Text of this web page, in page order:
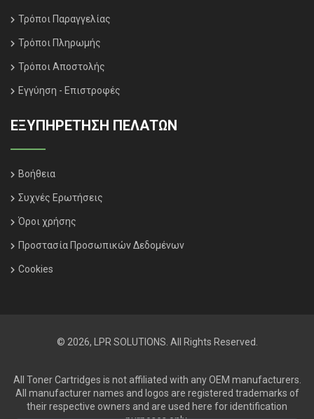
Τρόποι Παραγγελίας
Τρόποι Πληρωμής
Τρόποι Αποστολής
Εγγύηση - Επιστροφές
ΕΞΥΠΗΡΈΤΗΣΗ ΠΕΛΑΤΏΝ
Βοήθεια
Συχνές Ερωτήσεις
Όροι χρήσης
Προστασία Προσωπικών Δεδομένων
Cookies
© 2026, LPR SOLUTIONS. All Rights Reserved.
All Toner Cartridges is not affiliated with any OEM manufacturers.
All manufacturer names and logos are registered trademarks of
their respective owners and are used here for identification